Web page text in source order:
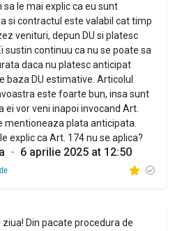
sa le mai explic ca eu sunt
si contractul este valabil cat timp
venituri, depun DU si platesc
sustin continuu ca nu se poate sa
daca nu platesc anticipat
baza DU estimative. Articolul
este foarte bun, insa sunt
ei vor veni inapoi invocand Art.
mentioneaza plata anticipata.
explic ca Art. 174 nu se aplica?
- 6 aprilie 2025 at 12:50
ziua! Din pacate procedura de